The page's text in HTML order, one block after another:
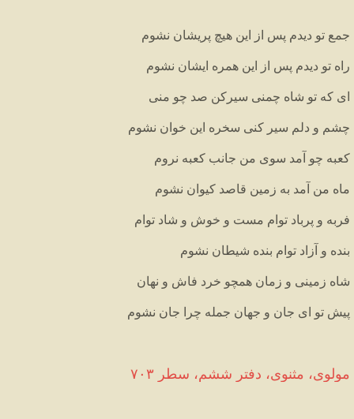
جمع تو دیدم پس از این هیچ پریشان نشوم
راه تو دیدم پس از این همره ایشان نشوم
ای که تو شاه چمنی سیرکن صد چو منی
چشم و دلم سیر کنی سخره این خوان نشوم
کعبه چو آمد سوی من جانب کعبه نروم
ماه من آمد به زمین قاصد کیوان نشوم
فربه و پرباد توام مست و خوش و شاد توام
بنده و آزاد توام بنده شیطان نشوم
شاه زمینی و زمان همچو خرد فاش و نهان
پیش تو ای جان و جهان جمله چرا جان نشوم
مولوی، مثنوی، دفتر ششم، سطر ۷۰۳